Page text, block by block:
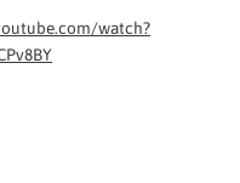
watch?